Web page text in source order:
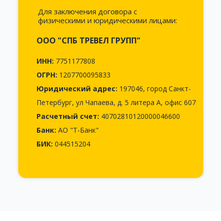
Для заключения договора с
физическими и юридическими лицами:
ООО "СПБ ТРЕВЕЛ ГРУПП"
ИНН: 7751177808
ОГРН: 1207700095833
Юридический адрес: 197046, город Санкт-
Петербург, ул Чапаева, д. 5 литера А, офис 607
Расчетный счет: 40702810120000046600
Банк: АО "Т-Банк"
БИК: 044515204